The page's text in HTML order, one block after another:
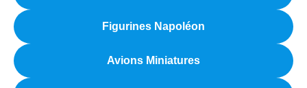
Figurines Napoléon
Avions Miniatures